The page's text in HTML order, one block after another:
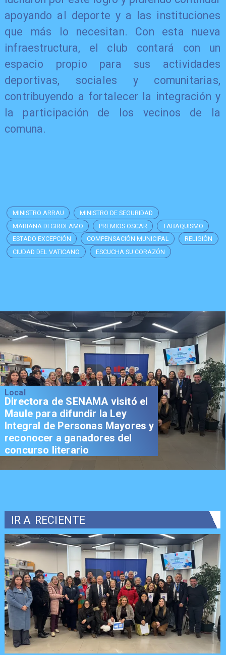
apoyando al deporte y a las instituciones
que más lo necesitan. Con esta nueva
infraestructura, el club contará con un
espacio propio para sus actividades
deportivas, sociales y comunitarias,
contribuyendo a fortalecer la integración y
la participación de los vecinos de la
comuna.
MINISTRO ARRAU
MINISTRO DE SEGURIDAD
MARIANA DI GIROLAMO
PREMIOS OSCAR
TABAQUISMO
ESTADO EXCEPCIÓN
COMPENSACIÓN MUNICIPAL
RELIGIÓN
CIUDAD DEL VATICANO
ESCUCHA SU CORAZÓN
Local
Directora de SENAMA visitó el
Maule para difundir la Ley
Integral de Personas Mayores y
reconocer a ganadores del
concurso literario
IR A RECIENTE